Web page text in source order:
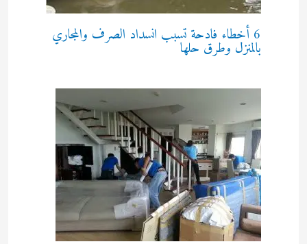
6 أخطاء فادحة تسبب انسداد الصرف والمجاري
بالمنزل وطرق حلها